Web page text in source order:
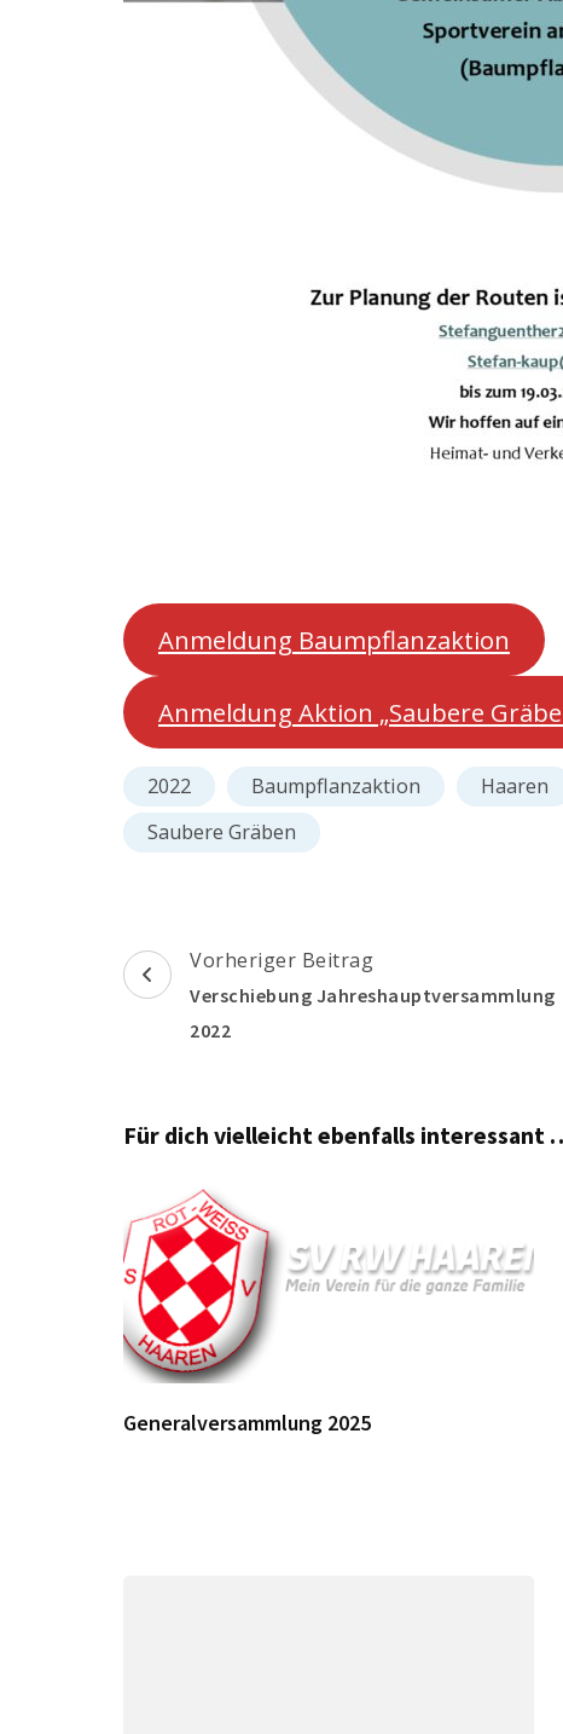
Anmeldung Baumpflanzaktion
Anmeldung Aktion „Saubere
2022 Baumpflanzaktion Haaren
Saubere Gräben
Beitragsnavigation
Vorheriger Beitrag
Verschiebung Jahreshauptversammlung
2022
Für dich vielleicht ebenfalls interessant
Generalversammlung 2025